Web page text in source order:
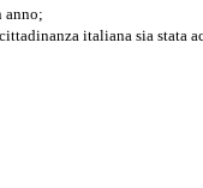
anno;
italiana sia stata